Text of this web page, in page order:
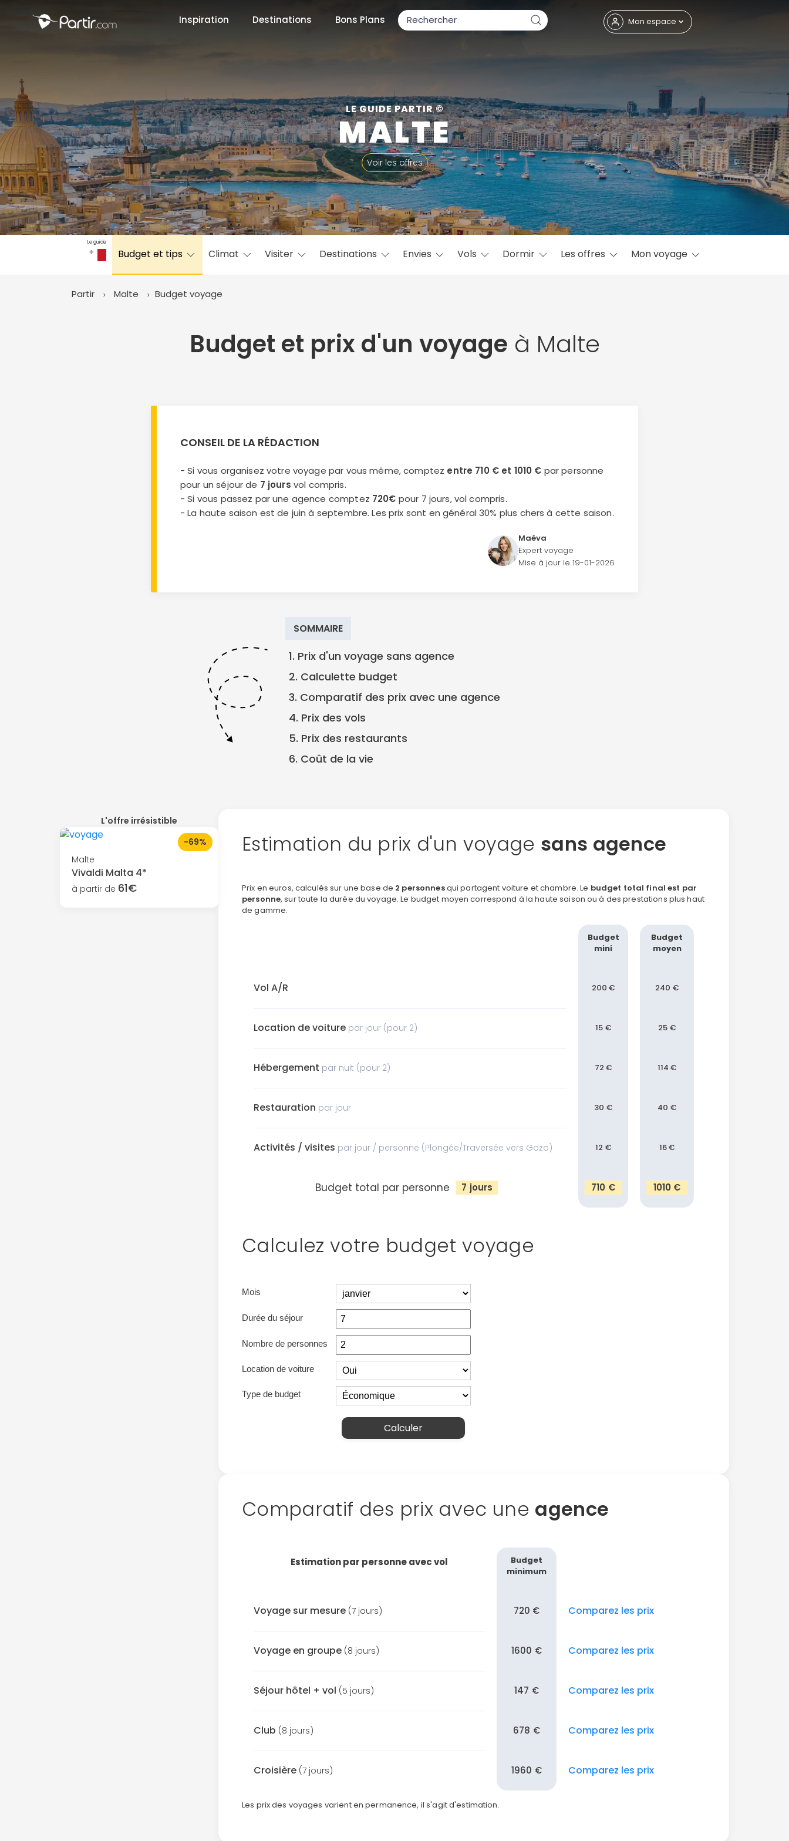
Inspiration Destinations Bons Plans Mon espace
LE GUIDE PARTIR ©
MALTE
Voir les offres
Le guide
Budget et tips Climat Visiter Destinations Envies Vols Dormir Les offres Mon voyage
Partir Malte Budget voyage
Budget et prix d'un voyage à Malte
CONSEIL DE LA RÉDACTION
- Si vous organisez votre voyage par vous même, comptez entre 710 € et 1010 € par personne
pour un séjour de 7 jours vol compris.
- Si vous passez par une agence comptez 720€ pour 7 jours, vol compris.
- La haute saison est de juin à septembre. Les prix sont en général 30% plus chers à cette saison.
Maéva
Expert voyage
Mise à jour le 19-01-2026
SOMMAIRE
1. Prix d'un voyage sans agence
2. Calculette budget
3. Comparatif des prix avec une agence
4. Prix des vols
5. Prix des restaurants
6. Coût de la vie
L'offre irrésistible
Malte
Vivaldi Malta 4*
à partir de 61€
-69% Estimation du prix d'un voyage sans agence
Prix en euros, calculés sur une base de 2 personnesqui partagent voiture et chambre. Le budget total final est par
personne, sur toute la durée du voyage. Le budget moyen correspond à la haute saison ou à des prestations plus haut
de gamme.
Budget
mini
Budget
moyen
Vol A/R 200 € 240 €
Location de voiture par jour (pour 2) 15 € 25 €
Hébergement par nuit (pour 2) 72 € 114 €
Restauration par jour 30 € 40 €
Activités / visites par jour / personne (Plongée/Traversée vers Gozo) 12 € 16 €
Budget total par personne 7 jours 710 € 1010 €
Calculez votre budget voyage
Mois
Durée du séjour
Nombre de personnes
Location de voiture
Type de budget
Calculer
Comparatif des prix avec une agence
Estimation par personne avec vol
Budget
minimum
Voyage sur mesure (7 jours) 720 € Comparez les prix
Voyage en groupe (8 jours) 1600 € Comparez les prix
Séjour hôtel + vol (5 jours) 147 € Comparez les prix
Club (8 jours) 678 € Comparez les prix
Croisière (7 jours) 1960 € Comparez les prix
Les prix des voyages varient en permanence, il s'agit d'estimation.
ou connectez-vous par mail
Politique de confidentialité.
Fermer
☀️ Où partir par mois
Janvier
Février Mars Avril Mai Juin Juillet Août
Septembre
Octobre
Novembre Décembre
✨ Envies populaires